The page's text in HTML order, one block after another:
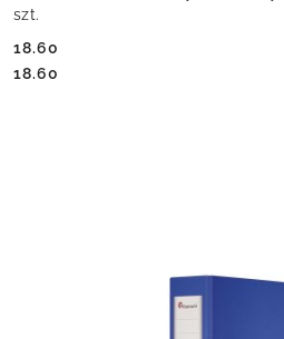
szt.
Cena:
18.60
Cena:
18.60